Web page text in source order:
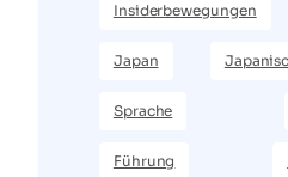
Insiderbewegungen
Japan
Sprache
Führung